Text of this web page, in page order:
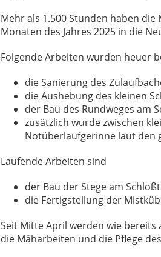
Mehr als 1.500 Stunden haben
Monaten des Jahres 2025 in die
Folgende Arbeiten wurden heuer
die Sanierung des
die Aushebung des kleinen
der Bau des Rundweges am
zusätzlich wurde zwischen
Notüberlaufgerinne laut den
Laufende Arbeiten sind
der Bau der Stege am
die Fertigstellung der
Seit Mitte April werden wie
die Mäharbeiten und die Pflege